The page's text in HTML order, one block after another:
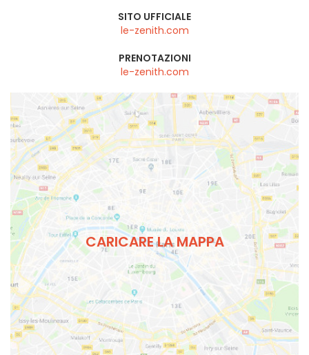
SITO UFFICIALE
le-zenith.com
PRENOTAZIONI
le-zenith.com
CARICARE LA MAPPA